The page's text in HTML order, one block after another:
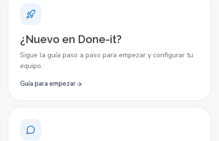
¿Nuevo en Done-it?
Sigue la guía paso a paso para empezar y configurar tu
equipo.
Guía para empezar